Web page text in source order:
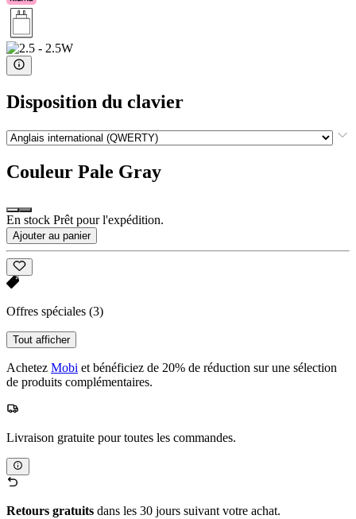
Disposition du clavier
Couleur Pale Gray
En stock Prêt pour l'expédition.
Ajouter au panier
Offres spéciales (3)
Tout afficher
Achetez Mobi et bénéficiez de 20% de réduction sur une sélection
de produits complémentaires.
Livraison gratuite pour toutes les commandes.
Retours gratuits dans les 30 jours suivant votre achat.